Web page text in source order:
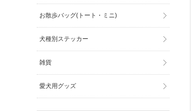
お散歩バッグ(トート・ミニ)
犬種別ステッカー
雑貨
愛犬用グッズ